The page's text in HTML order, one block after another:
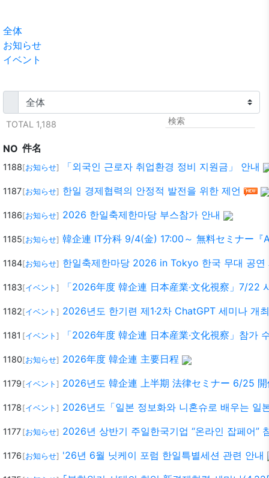
全体
お知らせ
イベント
TOTAL 1,188
NO 件名
1188 [お知らせ] 「외국인 근로자 취업환경 정비 지원금」 안내
1187 [お知らせ] 한일 경제협력의 안정적 발전을 위한 제언
1186 [お知らせ] 2026 한일축제한마당 부스참가 안내
1185 [お知らせ] 韓企連 IT分科 9/4(金) 17:00～ 無料セミナー
1184[お知らせ] 한일축제한마당 2026 in Tokyo 한국 무대 공연
1183 [イベント ] 「2026年度 韓企連 日本産業·文化視察」7/22
1182 [イベント ] 2026년도 한기련 제1·2차 ChatGPT 세미나 개
1181 [イベント ] 「2026年度 韓企連 日本産業·文化視察」참가
1180 [お知らせ] 2026年度 韓企連 主要日程
1179 [イベント ] 2026년도 韓企連 上半期 法律セミナー 6/25
1178 [イベント ] 2026년도「일본 정보화와 니혼슈로 배우는 일
1177 [お知らせ] 2026년 상반기 주일한국기업 “온라인 잡페어”
1176 [お知らせ] '26년 6월 닛케이 포럼 한일특별세션 관련 안내